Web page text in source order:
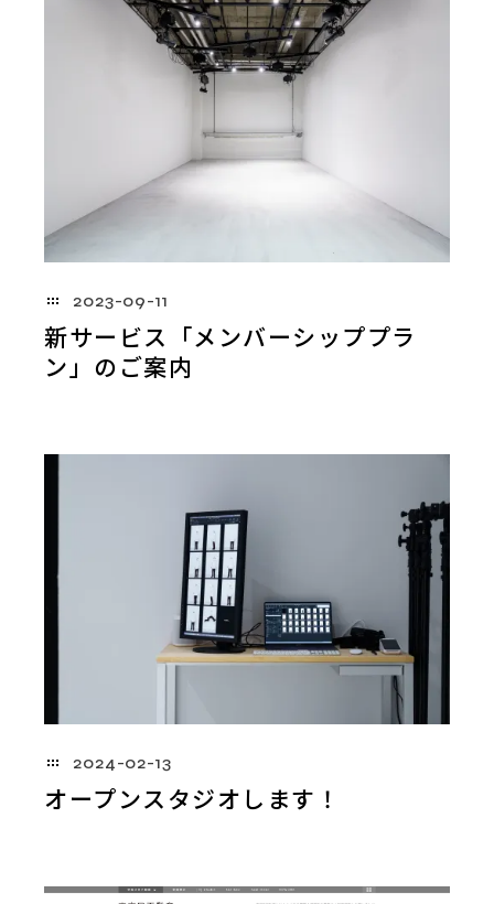
2023-09-11
新サービス「メンバーシッププラ
ン」のご案内
2024-02-13
オープンスタジオします！